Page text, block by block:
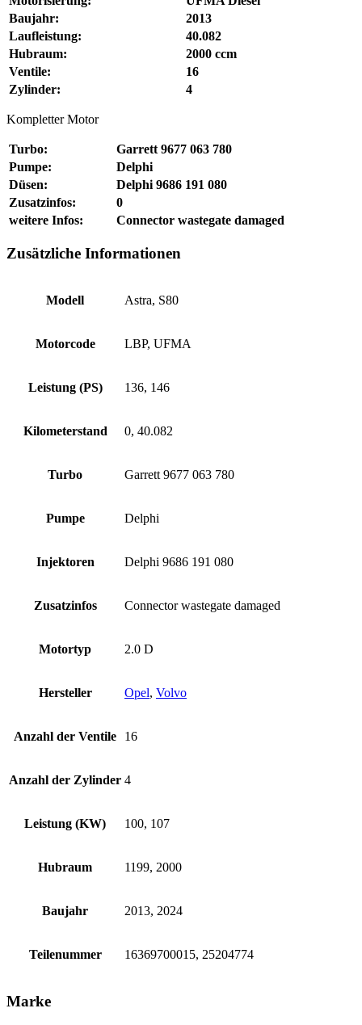
Baujahr:
2013
Laufleistung:
40.082
Hubraum:
2000 ccm
Ventile:
16
Zylinder:
4
Kompletter Motor
Turbo:
Garrett 9677 063 780
Pumpe:
Delphi
Düsen:
Delphi 9686 191 080
Zusatzinfos:
0
weitere Infos:
Connector wastegate damaged
Zusätzliche Informationen
Modell Astra, S80
Motorcode LBP, UFMA
Leistung (PS) 136, 146
Kilometerstand 0, 40.082
Turbo Garrett 9677 063 780
Pumpe Delphi
Injektoren Delphi 9686 191 080
Zusatzinfos Connector wastegate damaged
Motortyp 2.0 D
Hersteller Opel, Volvo
Anzahl der Ventile 16
Anzahl der Zylinder 4
Leistung (KW) 100, 107
Hubraum 1199, 2000
Baujahr 2013, 2024
Teilenummer 16369700015, 25204774
Marke